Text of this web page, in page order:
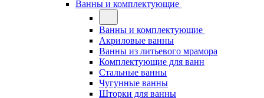
Ванны и комплектующие
Ванны и комплектующие
Акриловые ванны
Ванны из литьевого мрамора
Комплектующие для ванн
Стальные ванны
Чугунные ванны
Шторки для ванны